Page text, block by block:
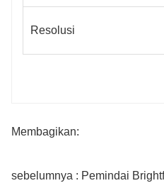
Resolusi
Membagikan: